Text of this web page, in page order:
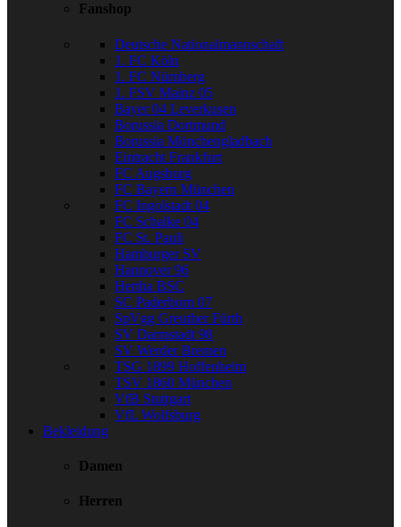
Fanshop
Deutsche Nationalmannschaft
1. FC Köln
1. FC Nürnberg
1. FSV Mainz 05
Bayer 04 Leverkusen
Borussia Dortmund
Borussia Mönchengladbach
Eintracht Frankfurt
FC Augsburg
FC Bayern München
FC Ingolstadt 04
FC Schalke 04
FC St. Pauli
Hamburger SV
Hannover 96
Hertha BSC
SC Paderborn 07
SpVgg Greuther Fürth
SV Darmstadt 98
SV Werder Bremen
TSG 1899 Hoffenheim
TSV 1860 München
VfB Stuttgart
VfL Wolfsburg
Bekleidung
Damen
Herren